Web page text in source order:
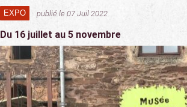
EXPO publié le 07 Juil 2022
Du 16 juillet au 5 novembre